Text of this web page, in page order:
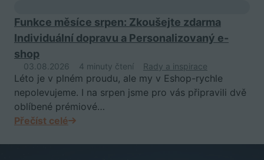
Funkce měsíce srpen: Zkoušejte zdarma
Individuální dopravu a Personalizovaný e-
shop
03.08.2026 4 minuty čtení Rady a inspirace
Léto je v plném proudu, ale my v Eshop-rychle
nepolevujeme. I na srpen jsme pro vás připravili dvě
oblíbené prémiové…
Přečíst celé